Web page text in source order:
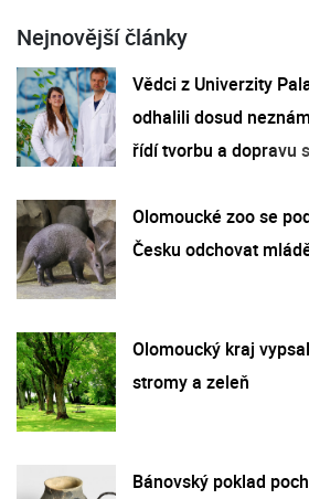
Nejnovější články
Vědci z Univerzity
odhalili dosud
řídí tvorbu a dopravu
Olomoucké zoo se
Česku odchovat
Olomoucký kraj
stromy a zeleň
Bánovský poklad